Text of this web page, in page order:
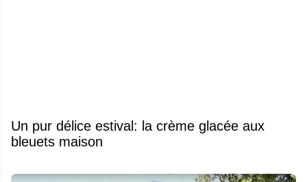
Un pur délice estival: la crème glacée aux
bleuets maison